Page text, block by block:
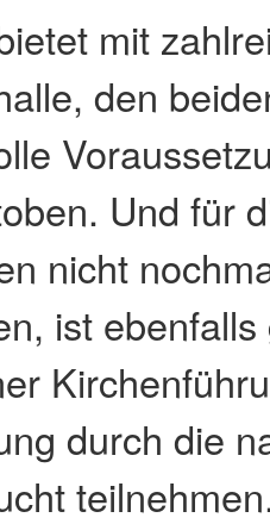
mit
den
Und für
nicht
ist
durch die